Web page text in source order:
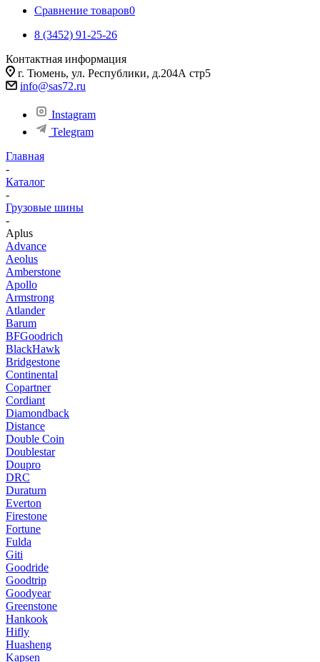
Сравнение товаров0
8 (3452) 91-25-26
Контактная информация
г. Тюмень, ул. Республики, д.204А стр5
info@sas72.ru
Instagram
Telegram
Главная
-
Каталог
-
Грузовые шины
-
Aplus
Advance
Aeolus
Amberstone
Apollo
Armstrong
Atlander
Barum
BFGoodrich
BlackHawk
Bridgestone
Continental
Copartner
Cordiant
Diamondback
Distance
Double Coin
Doublestar
Doupro
DRC
Duraturn
Everton
Firestone
Fortune
Fulda
Giti
Goodride
Goodtrip
Goodyear
Greenstone
Hankook
Hifly
Huasheng
Kapsen